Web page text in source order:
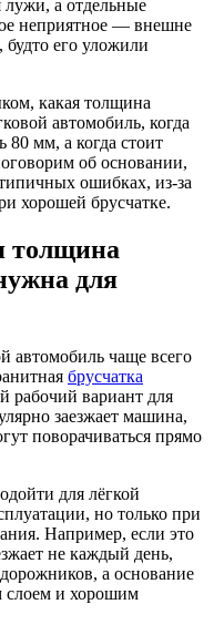
лужи, а отдельные
неприятное — внешне
будто его уложили
какая толщина
автомобиль, когда
80 мм, а когда стоит
об основании,
ошибках, из-за
хорошей брусчатке.
толщина
для
автомобиль чаще всего
брусчатка
рабочий вариант для
заезжает машина,
поворачиваться прямо
для лёгкой
но только при
Например, если это
не каждый день,
а основание
слоем и хорошим